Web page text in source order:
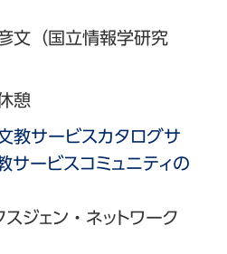
文（国立情報学研究
憩
教サービスカタログサ
サービスコミュニティの
ジェン・ネットワーク